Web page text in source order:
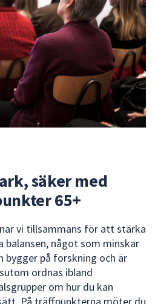
säker med
65+
vi tillsammans för att stärka
något som minskar
bygger på forskning och är
ordnas ibland
om hur du kan